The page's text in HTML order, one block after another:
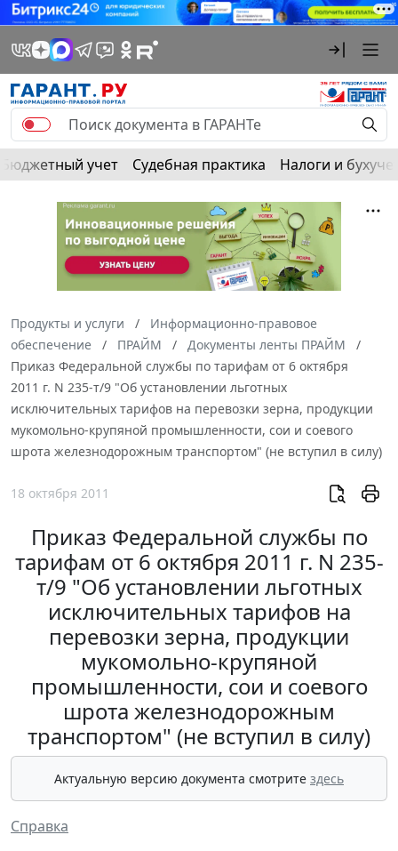
Бюджетный учет Судебная практика Налоги и
Продукты и услуги
Информационно-правовое
обеспечение
ПРАЙМ
Документы ленты ПРАЙМ
Приказ Федеральной службы по тарифам от 6 октября
2011 г. N 235-т/9 "Об установлении льготных
исключительных тарифов на перевозки зерна, продукции
мукомольно-крупяной промышленности, сои и соевого
шрота железнодорожным транспортом" (не вступил в силу)
18 октября 2011
Приказ Федеральной службы по
тарифам от 6 октября 2011 г. N 235-
т/9 "Об установлении льготных
исключительных тарифов на
перевозки зерна, продукции
мукомольно-крупяной
промышленности, сои и соевого
шрота железнодорожным
транспортом" (не вступил в силу)
Актуальную версию документа смотрите здесь
Справка